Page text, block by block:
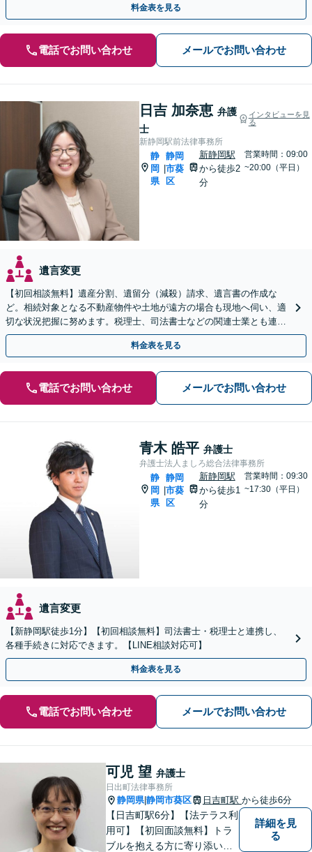
料金表を見る
電話でお問い合わせ メールでお問い合わせ
日吉 加奈恵 弁護
士
インタビューを見
る
新静岡駅前法律事務所
静
岡
県
静岡
市葵
区
新静岡駅
から徒歩2
分
営業時間：09:00
~20:00（平日）
遺言変更
【初回相談無料】遺産分割、遺留分（減殺）請求、遺言書の作成な
ど。相続対象となる不動産物件や土地が遠方の場合も現地へ伺い、適
切な状況把握に努めます。税理士、司法書士などの関連士業とも連携
しワンストップで対応します【新静岡駅直結】
料金表を見る
電話でお問い合わせ メールでお問い合わせ
青木 皓平 弁護士
弁護士法人ましろ総合法律事務所
静
岡
県
静岡
市葵
区
新静岡駅
から徒歩1
分
営業時間：09:30
~17:30（平日）
遺言変更
【新静岡駅徒歩1分】【初回相談無料】司法書士・税理士と連携し、
各種手続きに対応できます。【LINE相談対応可】
料金表を見る
電話でお問い合わせ メールでお問い合わせ
可児 望 弁護士
日出町法律事務所
静岡県|静岡市葵区 日吉町駅 から徒歩6分
【日吉町駅6分】【法テラス利
用可】【初回面談無料】トラ
ブルを抱える方に寄り添い、
詳細を見
る